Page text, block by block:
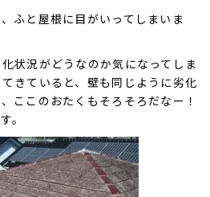
ふと屋根に目がいってしまいま
状況がどうなのか気になってしま
きていると、壁も同じように劣化
ここのおたくもそろそろだなー！
。